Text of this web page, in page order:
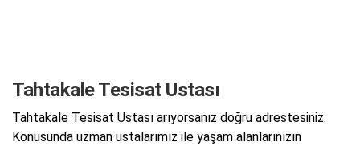
Tahtakale Tesisat Ustası
Tahtakale Tesisat Ustası arıyorsanız doğru adrestesiniz.
Konusunda uzman ustalarımız ile yaşam alanlarınızın